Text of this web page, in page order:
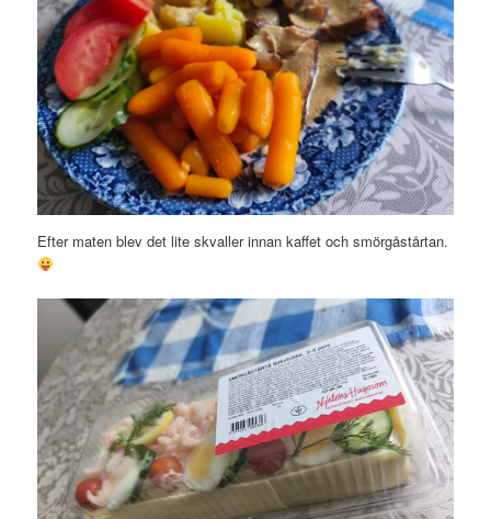
Efter maten blev det lite skvaller innan kaffet och smörgåstårtan.